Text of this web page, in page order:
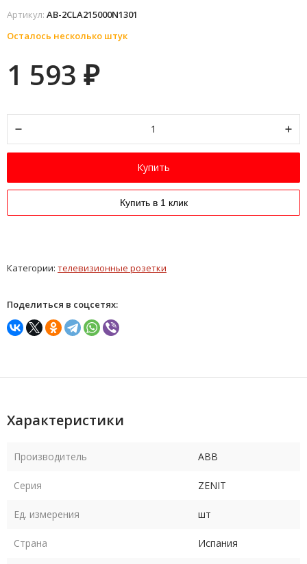
Артикул: AB-2CLA215000N1301
Осталось несколько штук
1 593 ₽
Купить
Купить в 1 клик
Категории: телевизионные розетки
Поделиться в соцсетях:
Характеристики
Производитель ABB
Серия ZENIT
Ед. измерения шт
Страна Испания